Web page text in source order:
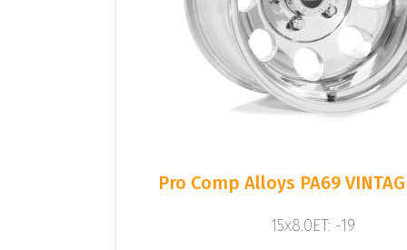
Pro Comp Alloys PA69
15x8.0ET: -19